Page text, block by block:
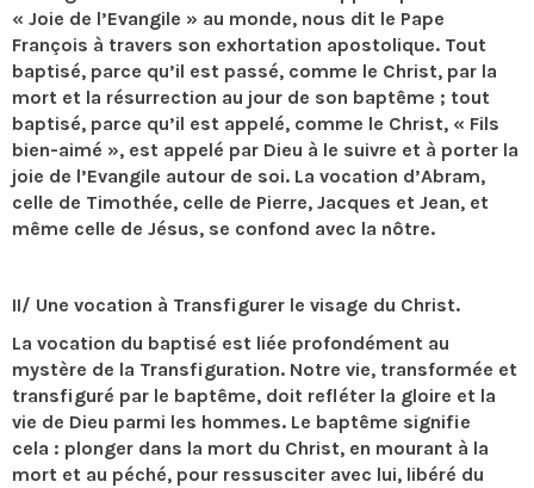
« Joie de l’Evangile » au monde, nous dit le Pape
François à travers son exhortation apostolique. Tout
baptisé, parce qu’il est passé, comme le Christ, par la
mort et la résurrection au jour de son baptême ; tout
baptisé, parce qu’il est appelé, comme le Christ, « Fils
bien-aimé », est appelé par Dieu à le suivre et à porter la
joie de l’Evangile autour de soi. La vocation d’Abram,
celle de Timothée, celle de Pierre, Jacques et Jean, et
même celle de Jésus, se confond avec la nôtre.
II/ Une vocation à Transfigurer le visage du Christ.
La vocation du baptisé est liée profondément au
mystère de la Transfiguration. Notre vie, transformée et
transfiguré par le baptême, doit refléter la gloire et la
vie de Dieu parmi les hommes. Le baptême signifie
cela : plonger dans la mort du Christ, en mourant à la
mort et au péché, pour ressusciter avec lui, libéré du